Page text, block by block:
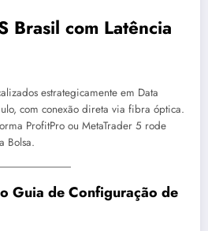
Brasil com Latência
estrategicamente em Data
com conexão direta via fibra óptica.
ProfitPro ou MetaTrader 5 rode
Bolsa.
Guia de Configuração de